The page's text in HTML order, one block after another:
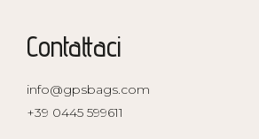
Contattaci
info@gpsbags.com
+39 0445 599611